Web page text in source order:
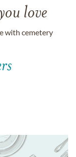
love
with cemetery